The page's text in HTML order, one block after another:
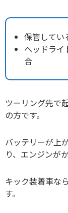
保管してい
ヘッドライ
合
ツーリング先で
の方です。
バッテリーが上
り、エンジンが
キック装着車な
す。